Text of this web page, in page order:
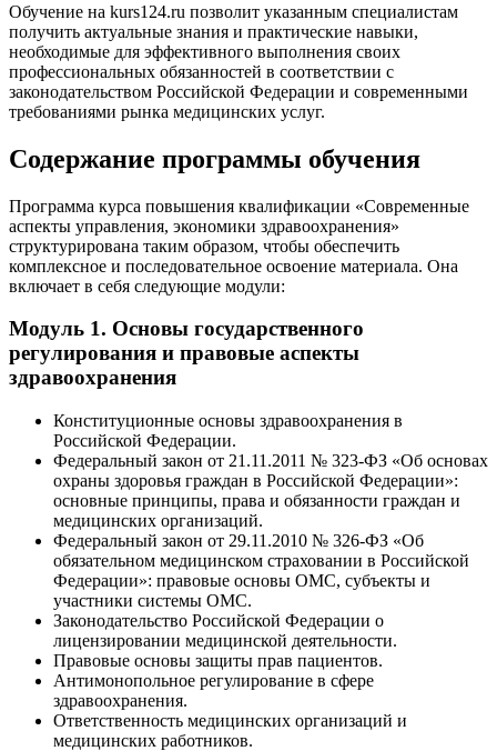
Обучение на kurs124.ru позволит указанным специалистам
получить актуальные знания и практические навыки,
необходимые для эффективного выполнения своих
профессиональных обязанностей в соответствии с
законодательством Российской Федерации и современными
требованиями рынка медицинских услуг.
Содержание программы обучения
Программа курса повышения квалификации «Современные
аспекты управления, экономики здравоохранения»
структурирована таким образом, чтобы обеспечить
комплексное и последовательное освоение материала. Она
включает в себя следующие модули:
Модуль 1. Основы государственного
регулирования и правовые аспекты
здравоохранения
Конституционные основы здравоохранения в
Российской Федерации.
Федеральный закон от 21.11.2011 № 323-ФЗ «Об основах
охраны здоровья граждан в Российской Федерации»:
основные принципы, права и обязанности граждан и
медицинских организаций.
Федеральный закон от 29.11.2010 № 326-ФЗ «Об
обязательном медицинском страховании в Российской
Федерации»: правовые основы ОМС, субъекты и
участники системы ОМС.
Законодательство Российской Федерации о
лицензировании медицинской деятельности.
Правовые основы защиты прав пациентов.
Антимонопольное регулирование в сфере
здравоохранения.
Ответственность медицинских организаций и
медицинских работников.